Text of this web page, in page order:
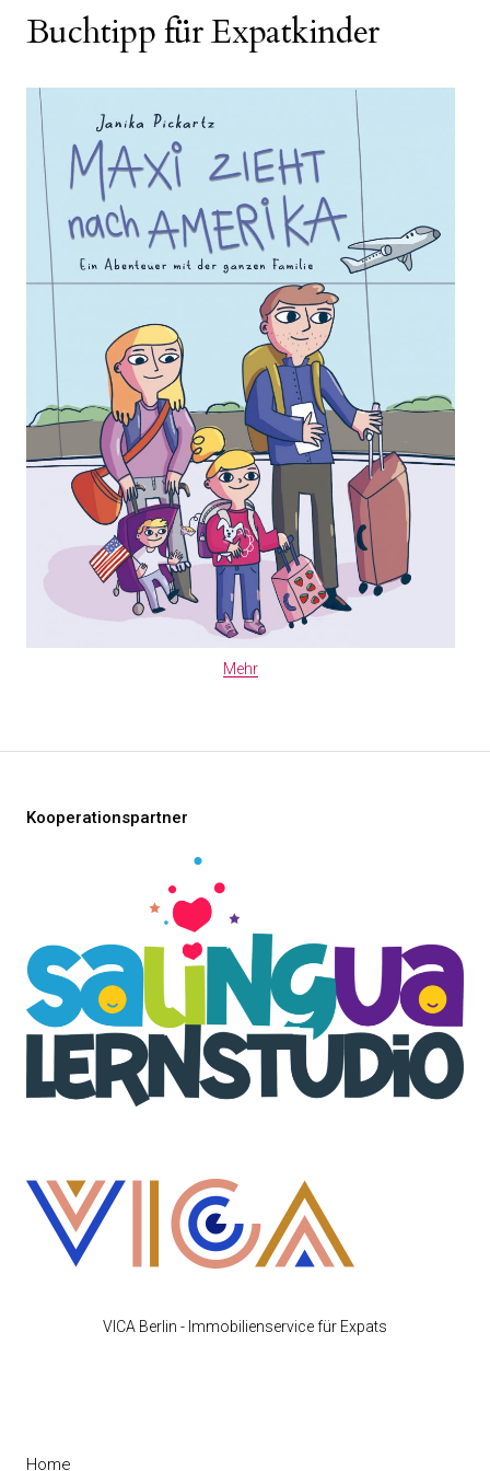
Buchtipp für Expatkinder
Mehr
Kooperationspartner
VICA Berlin - Immobilienservice für Expats
Home